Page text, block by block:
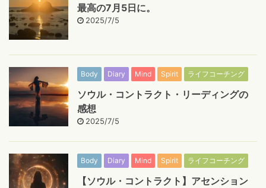
最高の7月5日に。
2025/7/5
Body Diary Mind Spirit ライフコーチング
ソウル・コントラクト・リーディングの
感想
2025/7/5
Body Diary Mind Spirit ライフコーチング
【ソウル・コントラクト】アセンション